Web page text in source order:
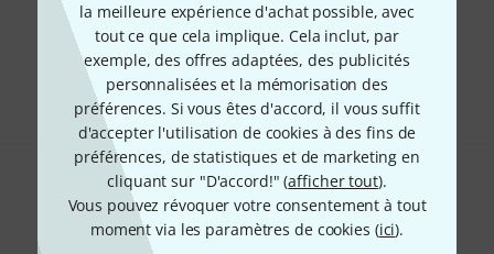
la meilleure expérience d'achat possible, avec
tout ce que cela implique. Cela inclut, par
exemple, des offres adaptées, des publicités
personnalisées et la mémorisation des
préférences. Si vous êtes d'accord, il vous suffit
d'accepter l'utilisation de cookies à des fins de
préférences, de statistiques et de marketing en
cliquant sur "D'accord!" (afficher tout).
Vous pouvez révoquer votre consentement à tout
moment via les paramètres de cookies (ici).
Aimez-vous ce que vous voyez ?
Partager Aide et commentaires